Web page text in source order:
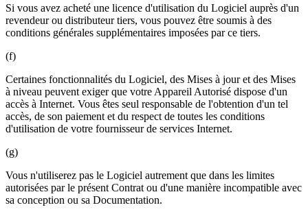
Si vous avez acheté une licence d'utilisation du Logiciel auprès d'un
revendeur ou distributeur tiers, vous pouvez être soumis à des
conditions générales supplémentaires imposées par ce tiers.
(f)
Certaines fonctionnalités du Logiciel, des Mises à jour et des Mises
à niveau peuvent exiger que votre Appareil Autorisé dispose d'un
accès à Internet. Vous êtes seul responsable de l'obtention d'un tel
accès, de son paiement et du respect de toutes les conditions
d'utilisation de votre fournisseur de services Internet.
(g)
Vous n'utiliserez pas le Logiciel autrement que dans les limites
autorisées par le présent Contrat ou d'une manière incompatible avec
sa conception ou sa Documentation.